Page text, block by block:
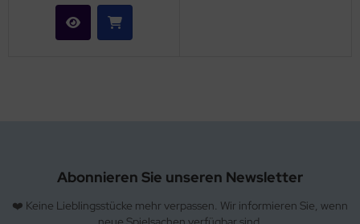
Abonnieren Sie unseren Newsletter
❤️ Keine Lieblingsstücke mehr verpassen. Wir informieren Sie, wenn